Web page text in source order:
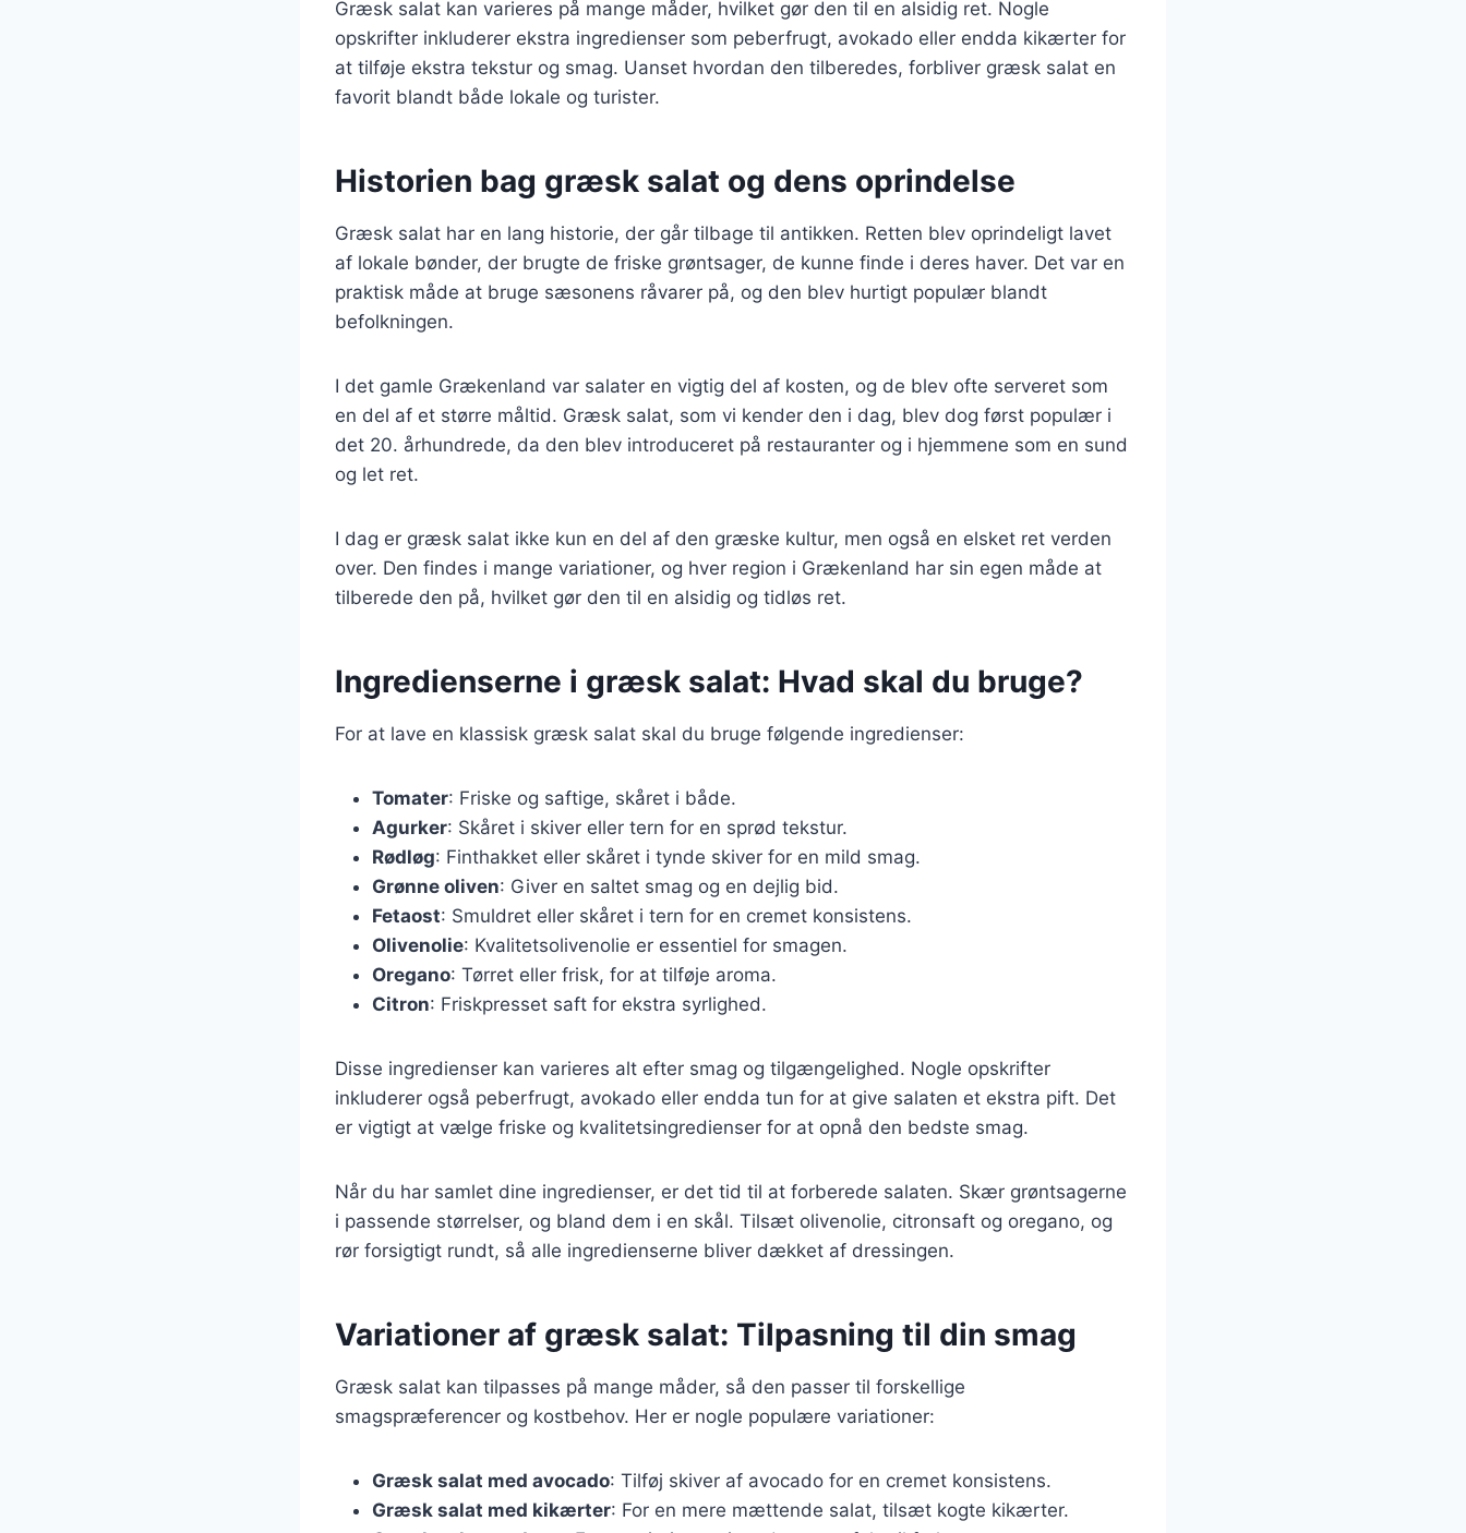
Græsk salat kan varieres på mange måder, hvilket gør den til en alsidig ret. Nogle
opskrifter inkluderer ekstra ingredienser som peberfrugt, avokado eller endda kikærter for
at tilføje ekstra tekstur og smag. Uanset hvordan den tilberedes, forbliver græsk salat en
favorit blandt både lokale og turister.
Historien bag græsk salat og dens oprindelse
Græsk salat har en lang historie, der går tilbage til antikken. Retten blev oprindeligt lavet
af lokale bønder, der brugte de friske grøntsager, de kunne finde i deres haver. Det var en
praktisk måde at bruge sæsonens råvarer på, og den blev hurtigt populær blandt
befolkningen.
I det gamle Grækenland var salater en vigtig del af kosten, og de blev ofte serveret som
en del af et større måltid. Græsk salat, som vi kender den i dag, blev dog først populær i
det 20. århundrede, da den blev introduceret på restauranter og i hjemmene som en sund
og let ret.
I dag er græsk salat ikke kun en del af den græske kultur, men også en elsket ret verden
over. Den findes i mange variationer, og hver region i Grækenland har sin egen måde at
tilberede den på, hvilket gør den til en alsidig og tidløs ret.
Ingredienserne i græsk salat: Hvad skal du bruge?
For at lave en klassisk græsk salat skal du bruge følgende ingredienser:
Tomater: Friske og saftige, skåret i både.
Agurker: Skåret i skiver eller tern for en sprød tekstur.
Rødløg: Finthakket eller skåret i tynde skiver for en mild smag.
Grønne oliven: Giver en saltet smag og en dejlig bid.
Fetaost: Smuldret eller skåret i tern for en cremet konsistens.
Olivenolie: Kvalitetsolivenolie er essentiel for smagen.
Oregano: Tørret eller frisk, for at tilføje aroma.
Citron: Friskpresset saft for ekstra syrlighed.
Disse ingredienser kan varieres alt efter smag og tilgængelighed. Nogle opskrifter
inkluderer også peberfrugt, avokado eller endda tun for at give salaten et ekstra pift. Det
er vigtigt at vælge friske og kvalitetsingredienser for at opnå den bedste smag.
Når du har samlet dine ingredienser, er det tid til at forberede salaten. Skær grøntsagerne
i passende størrelser, og bland dem i en skål. Tilsæt olivenolie, citronsaft og oregano, og
rør forsigtigt rundt, så alle ingredienserne bliver dækket af dressingen.
Variationer af græsk salat: Tilpasning til din smag
Græsk salat kan tilpasses på mange måder, så den passer til forskellige
smagspræferencer og kostbehov. Her er nogle populære variationer:
Græsk salat med avocado: Tilføj skiver af avocado for en cremet konsistens.
Græsk salat med kikærter: For en mere mættende salat, tilsæt kogte kikærter.